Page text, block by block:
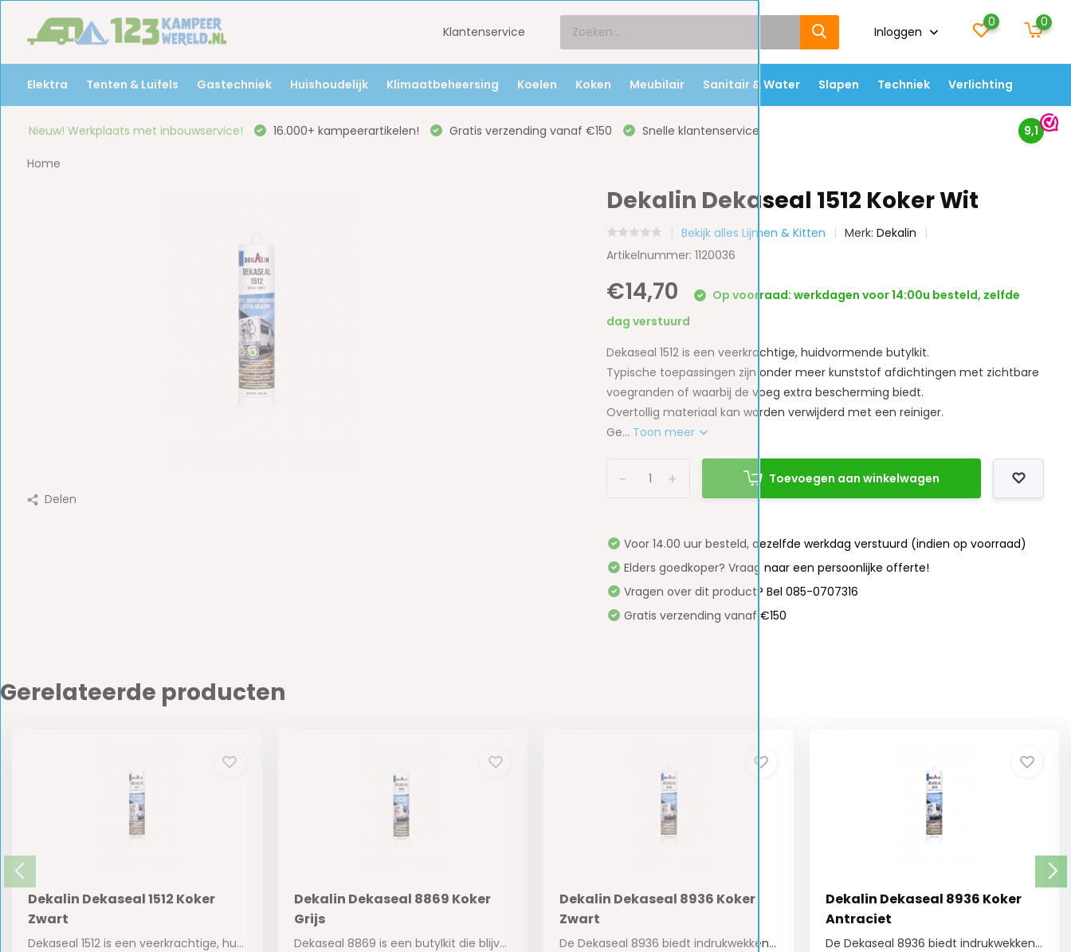
Klantenservice Inloggen
0 0
Elektra Tenten & Luifels Gastechniek Huishoudelijk Klimaatbeheersing Koelen Koken Meubilair Sanitair & Water Slapen Techniek Verlichting
Nieuw! Werkplaats met inbouwservice! 16.000+ kampeerartikelen! Gratis verzending vanaf €150 Snelle klantenservice 9,1
Home
Delen
Dekalin Dekaseal 1512 Koker Wit
Bekijk alles Lijmen & Kitten Merk:Dekalin
Artikelnummer: 1120036
€14,70
Op voorraad: werkdagen voor 14:00u besteld, zelfde
dag verstuurd
Dekaseal 1512 is een veerkrachtige, huidvormende butylkit.
Typische toepassingen zijn onder meer kunststof afdichtingen met zichtbare
voegranden of waarbij de voeg extra bescherming biedt.
Overtollig materiaal kan worden verwijderd met een reiniger.
Ge... Toon meer
+
- Toevoegen aan winkelwagen
Voor 14.00 uur besteld, dezelfde werkdag verstuurd (indien op voorraad)
Elders goedkoper? Vraag naar een persoonlijke offerte!
Vragen over dit product? Bel 085-0707316
Gratis verzending vanaf €150
Gerelateerde producten
Dekalin Dekaseal 1512 Koker
Zwart
Dekaseal 1512 is een veerkrachtige, huidvormen...
Dekalin Dekaseal 8869 Koker
Grijs
Dekaseal 8869 is een butylkit die blijvend ela...
Dekalin Dekaseal 8936 Koker
Zwart
De Dekaseal 8936 biedt indrukwekkende hoge afd...
Dekalin Dekaseal 8936 Koker
Antraciet
De Dekaseal 8936 biedt indrukwekkende hoge afd...